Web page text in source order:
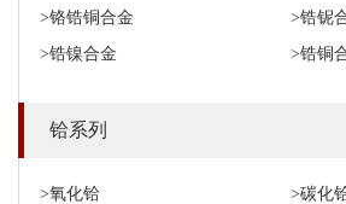
>铬锆铜合金
>锆铌
>锆镍合金
>锆铜
铪系列
>氧化铪
>碳化